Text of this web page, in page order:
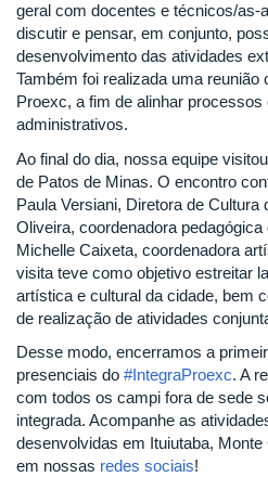
geral com docentes e técnicos/as-
discutir e pensar, em conjunto,
desenvolvimento das atividades
Também foi realizada uma reunião
Proexc, a fim de alinhar processos
administrativos.
Ao final do dia, nossa equipe
de Patos de Minas. O encontro
Paula Versiani, Diretora de Cultura
Oliveira, coordenadora
Michelle Caixeta, coordenadora
visita teve como objetivo estreitar
artística e cultural da cidade, bem
de realização de atividades
Desse modo, encerramos a
presenciais do #IntegraProexc. A
com todos os campi fora de sede
integrada. Acompanhe as
desenvolvidas em Ituiutaba,
em nossas redes sociais!